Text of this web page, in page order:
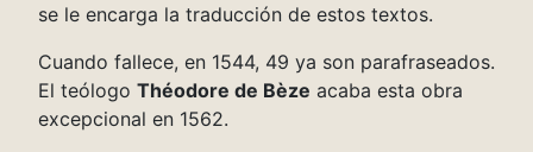
se le encarga la traducción de estos textos.
Cuando fallece, en 1544, 49 ya son parafraseados.
El teólogo Théodore de Bèze acaba esta obra
excepcional en 1562.